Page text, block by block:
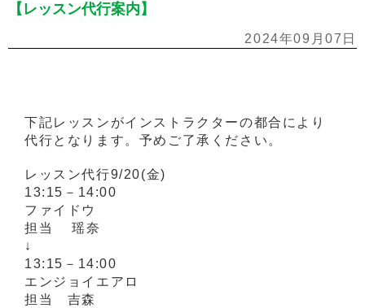
【レッスン代行案内】
2024年09月07日
下記レッスンがインストラクターの都合により
代行となります。予めご了承ください。
レッスン代行9/20(金)
13:15－14:00
ファイドウ
担当 瑶奈
↓
13:15－14:00
エンジョイエアロ
担当 吉森